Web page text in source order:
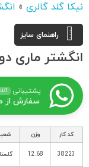
نیکا گلد گالری »
انگشتر ماری
راهنمای سایز
پشتیبانی
سفارش از
کد کار وزن
38223
12.68